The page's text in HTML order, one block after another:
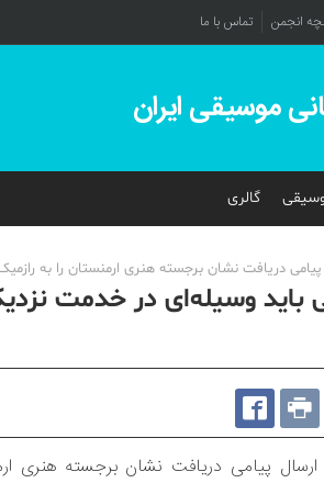
انجمن تماس با ما
موسیقی ایران
گالری
پیامی دریافت نشان برجسته هنری ارمنستان را به
وسیله‌ای در خدمت
ارسال پیامی دریافت نشان برجسته هنری